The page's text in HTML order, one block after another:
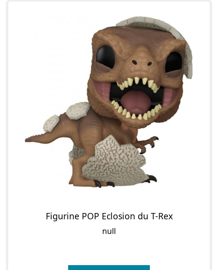
Figurine POP Eclosion du T-Rex
null